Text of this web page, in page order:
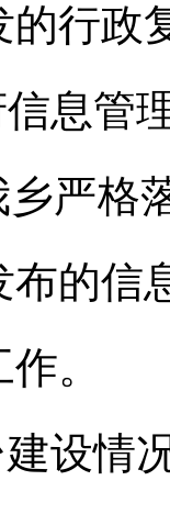
的行政
信息管
乡严格
布的信
。
建设情